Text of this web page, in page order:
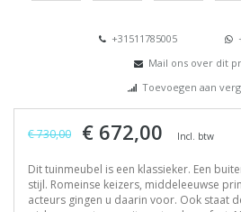
+31511785005
Mail ons over dit
Toevoegen aan
€ 730,00 € 672,00 Incl. btw
Dit tuinmeubel is een klassieker. Een
stijl. Romeinse keizers, middeleeuwse
acteurs gingen u daarin voor. Ook staat